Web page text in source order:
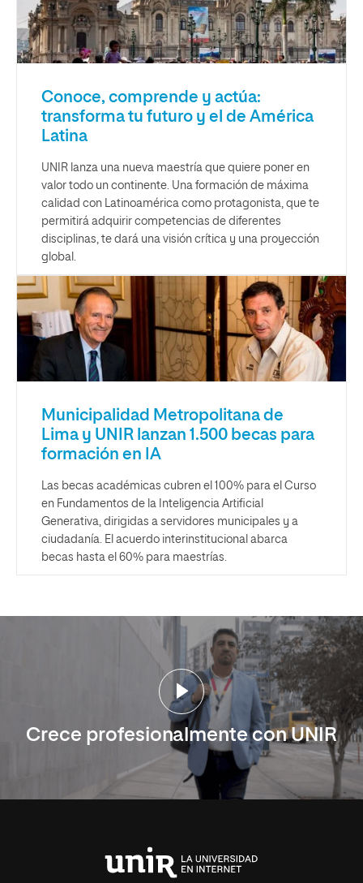
Conoce, comprende y actúa:
transforma tu futuro y el de América
Latina
UNIR lanza una nueva maestría que quiere poner en
valor todo un continente. Una formación de máxima
calidad con Latinoamérica como protagonista, que te
permitirá adquirir competencias de diferentes
disciplinas, te dará una visión crítica y una proyección
global.
Municipalidad Metropolitana de
Lima y UNIR lanzan 1.500 becas para
formación en IA
Las becas académicas cubren el 100% para el Curso
en Fundamentos de la Inteligencia Artificial
Generativa, dirigidas a servidores municipales y a
ciudadanía. El acuerdo interinstitucional abarca
becas hasta el 60% para maestrías.
Crece profesionalmente con UNIR